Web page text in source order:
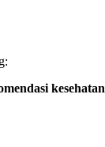
kesehatan